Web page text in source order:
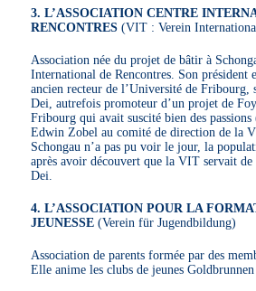
3. L’ASSOCIATION CENTRE
RENCONTRES (VIT : Verein
Association née du projet de bâtir à
International de Rencontres. Son président
ancien recteur de l’Université de Fribourg,
Dei, autrefois promoteur d’un projet de
Fribourg qui avait suscité bien des
Edwin Zobel au comité de direction de la
Schongau n’a pas pu voir le jour, la
après avoir découvert que la VIT servait de
Dei.
4. L’ASSOCIATION POUR LA
JEUNESSE (Verein für Jugendbildung)
Association de parents formée par des
Elle anime les clubs de jeunes